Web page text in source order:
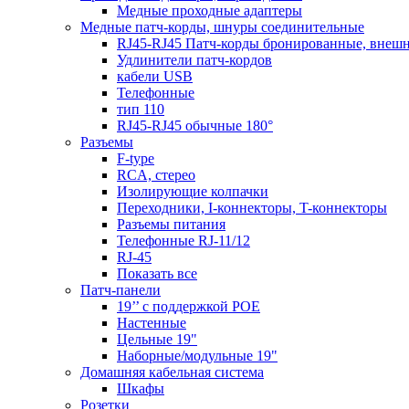
Медные проходные адаптеры
Медные патч-корды, шнуры соединительные
RJ45-RJ45 Патч-корды бронированные,
Удлинители патч-кордов
кабели USB
Телефонные
тип 110
RJ45-RJ45 обычные 180°
Разъемы
F-type
RCA, стерео
Изолирующие колпачки
Переходники, I-коннекторы, T-коннекторы
Разъемы питания
Телефонные RJ-11/12
RJ-45
Показать все
Патч-панели
19’’ с поддержкой POE
Настенные
Цельные 19"
Наборные/модульные 19"
Домашняя кабельная система
Шкафы
Розетки